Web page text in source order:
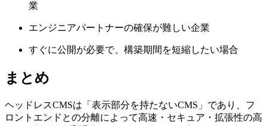
業
エンジニアパートナーの確保が難しい企業
すぐに公開が必要で、構築期間を短縮したい場合
まとめ
ヘッドレスCMSは「表示部分を持たないCMS」であり、フ
ロントエンドとの分離によって高速・セキュア・拡張性の高